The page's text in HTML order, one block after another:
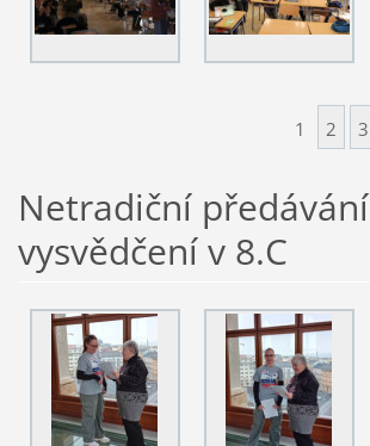
1 2 3
Netradiční předávání
vysvědčení v 8.C